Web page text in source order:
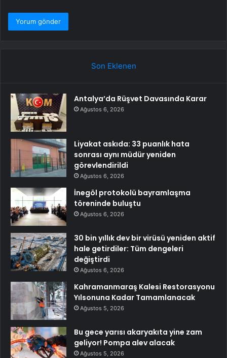
Son Eklenen
Antalya’da Rüşvet Davasında Karar
Ağustos 6, 2026
Liyakat askıda: 33 puanlık hata
sonrası aynı müdür yeniden
görevlendirildi
Ağustos 6, 2026
İnegöl protokolü bayramlaşma
töreninde buluştu
Ağustos 6, 2026
30 bin yıllık dev bir virüsü yeniden aktif
hale getirdiler: Tüm dengeleri
değiştirdi
Ağustos 6, 2026
Kahramanmaraş Kalesi Restorasyonu
Yılsonuna Kadar Tamamlanacak
Ağustos 5, 2026
Bu gece yarısı akaryakıta yine zam
geliyor! Pompa alev alacak
Ağustos 5, 2026